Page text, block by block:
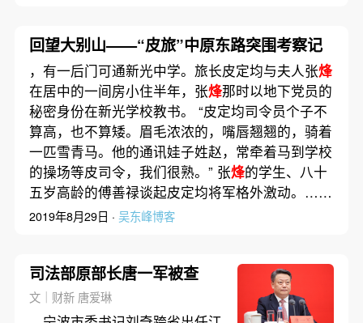
回望大别山——“皮旅”中原东路突围考察记
，有一后门可通新光中学。旅长皮定均与夫人张烽
在居中的一间房小住半年，张烽那时以地下党员的
秘密身份在新光学校教书。 “皮定均司令员个子不
算高，也不算矮。眉毛浓浓的，嘴唇翘翘的，骑着
一匹雪青马。他的通讯娃子姓赵，常牵着马到学校
的操场等皮司令，我们很熟。” 张烽的学生、八十
五岁高龄的傅善禄谈起皮定均将军格外激动。……
2019年8月29日 · 吴东峰博客
司法部原部长唐一军被查
文｜财新 唐爱琳